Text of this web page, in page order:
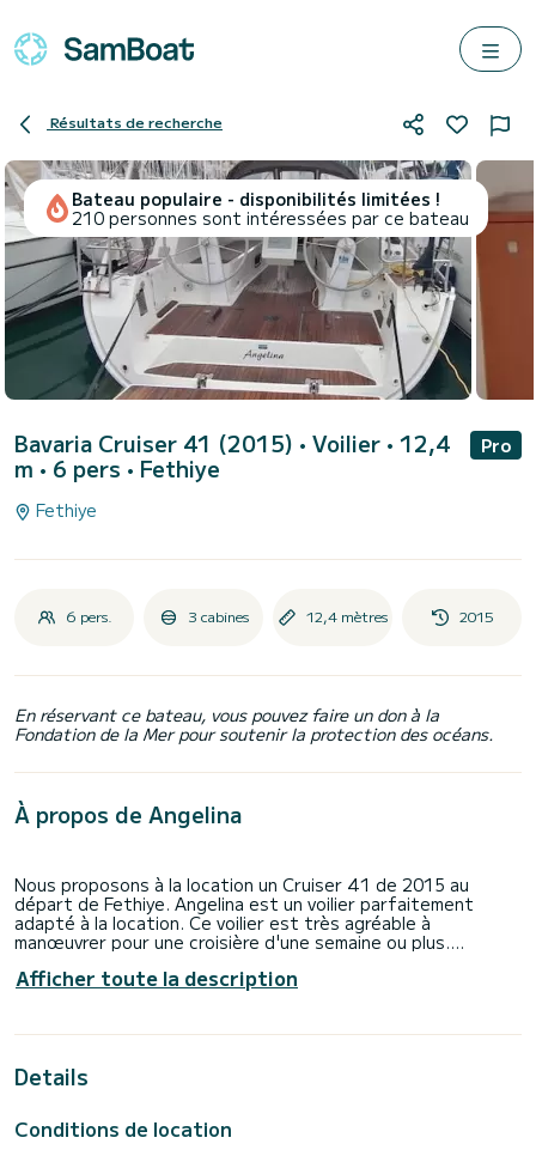
Résultats de recherche
Bateau populaire - disponibilités limitées !
210 personnes sont intéressées par ce bateau
Bavaria Cruiser 41 (2015) • Voilier • 12,4
m • 6 pers • Fethiye
Pro
Fethiye
6 pers. 3 cabines 12,4 mètres 2015
En réservant ce bateau, vous pouvez faire un don à la
Fondation de la Mer pour soutenir la protection des océans.
À propos de Angelina
Nous proposons à la location un Cruiser 41 de 2015 au
départ de Fethiye. Angelina est un voilier parfaitement
adapté à la location. Ce voilier est très agréable à
manœuvrer pour une croisière d'une semaine ou plus.
Le bateau dispose de 3 cabines tout confort et une
des vacances extraordinaires sur l'eau dans les environs
Ce bateau est équipé d'une Grand voile sur enrouleur et
Afficher toute la description
Details
Conditions de location